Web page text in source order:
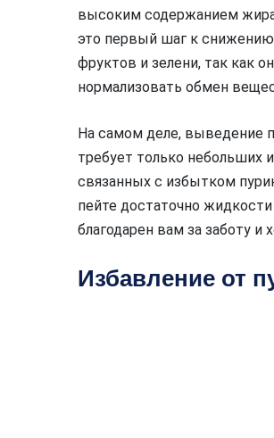
высоким содержанием жира
это первый шаг к снижению
фруктов и зелени, так как
нормализовать обмен
На самом деле, выведение
требует только небольших
связанных с избытком
пейте достаточно
благодарен вам за заботу и
Избавление от